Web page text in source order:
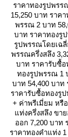
ราคาทองรูปพรร
15,250 บาท ราค
พรรณ 2 บาท
บาท ราคาทองรู
รูปพรรณโดยเฉ
พรรณครึ่งสลึง
บาท ราคารับซื้อ
ทองรูปพรรณ 1
บาท 54,400 บาท
ราคารับซื้อทองรู
+ ค่าพรีเมี่ยม หรื
ท่งครึ่งสลึง ขาย
ออก 7,200 บาท
ราคาทองคำแท่ง